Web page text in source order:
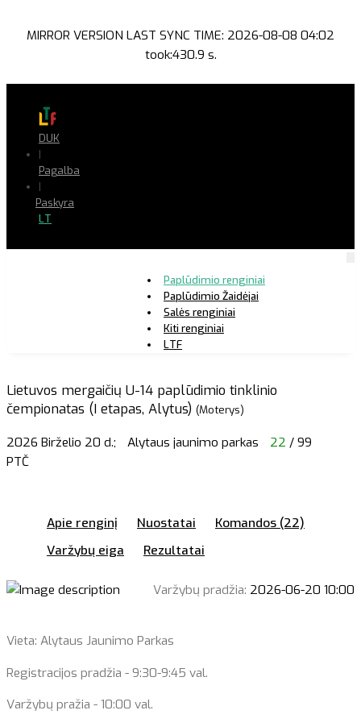
MIRROR VERSION LAST SYNC TIME: 2026-08-08 04:02
took:430.9 s.
DUK
|
Pagalba
|
Paskyra
LT
Paplūdimio renginiai
Paplūdimio Žaidėjai
Salės renginiai
Kiti renginiai
LTF
Lietuvos mergaičių U-14 paplūdimio tinklinio
čempionatas (I etapas, Alytus) (Moterys)
2026 Birželio 20 d.; Alytaus jaunimo parkas 22 / 99
PTČ
Apie renginį Nuostatai
Komandos (22)
Varžybų eiga
Rezultatai
Varžybų pradžia: 2026-06-20 10:00
Vieta: Alytaus Jaunimo Parkas
Registracijos pradžia - 9:30-9:45 val.
Varžybų pražia - 10:00 val.